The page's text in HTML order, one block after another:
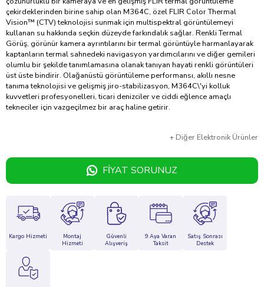
çekirdeklerinden birine sahip olan M364C, özel FLIR Color Thermal
Vision™ (CTV) teknolojisi sunmak için multispektral görüntülemeyi
kullanan su hakkında seçkin düzeyde farkındalık sağlar. Renkli Termal
Görüş, görünür kamera ayrıntılarını bir termal görüntüyle harmanlayarak
kaptanların termal sahnedeki navigasyon yardımcılarını ve diğer gemileri
olumlu bir şekilde tanımlamasına olanak tanıyan hayati renkli görüntüleri
üst üste bindirir. Olağanüstü görüntüleme performansı, akıllı nesne
tanıma teknolojisi ve gelişmiş jiro-stabilizasyon, M364C\'yi kolluk
kuvvetleri profesyonelleri, ticari denizciler ve ciddi eğlence amaçlı
tekneciler için vazgeçilmez bir araç haline getirir.
+ Diğer Elektronik Ürünler
FIYAT SORUNUZ
Kargo Hizmeti
Montaj
Hizmeti
Güvenli
Alışveriş
9 Aya Varan
Taksit
Satış Sonrası
Destek